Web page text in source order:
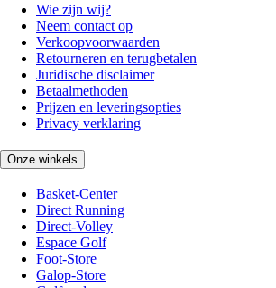
Wie zijn wij?
Neem contact op
Verkoopvoorwaarden
Retourneren en terugbetalen
Juridische disclaimer
Betaalmethoden
Prijzen en leveringsopties
Privacy verklaring
Onze winkels
Basket-Center
Direct Running
Direct-Volley
Espace Golf
Foot-Store
Galop-Store